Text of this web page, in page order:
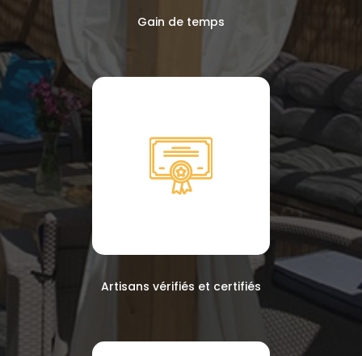
Gain de temps
Artisans vérifiés et certifiés